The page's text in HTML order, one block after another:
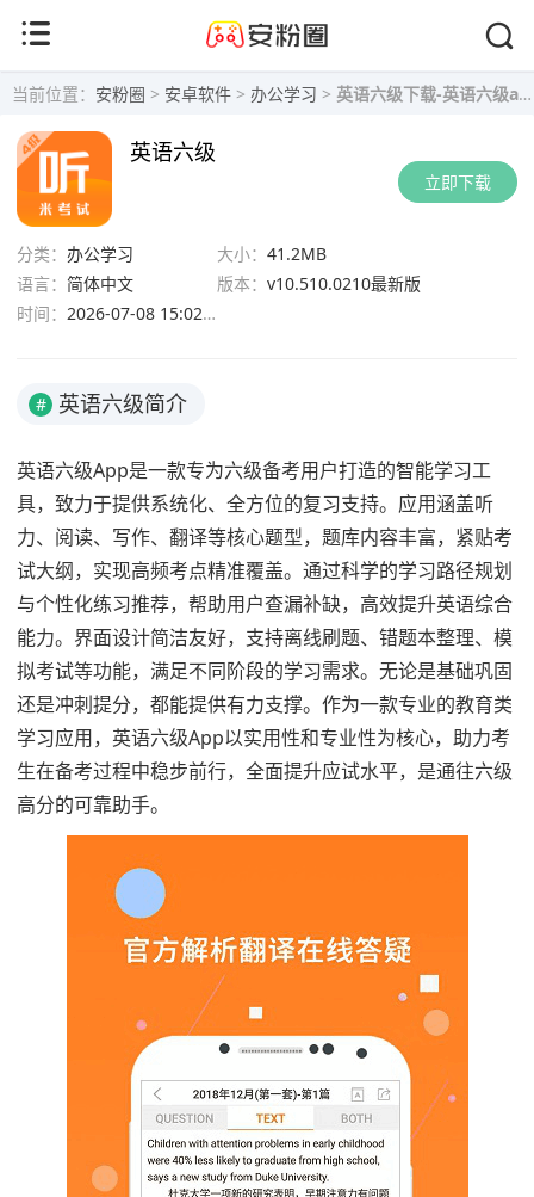
当前位置： 安粉圈 > 安卓软件 > 办公学习 > 英语六级下载-英语六级app v10.510.0210最新版下载
立即下载
英语六级
分类： 办公学习 大小： 41.2MB
语言： 简体中文 版本： v10.510.0210最新版
时间： 2026-07-08 15:02:28
# 英语六级简介
英语六级App是一款专为六级备考用户打造的智能学习工
具，致力于提供系统化、全方位的复习支持。应用涵盖听
力、阅读、写作、翻译等核心题型，题库内容丰富，紧贴考
试大纲，实现高频考点精准覆盖。通过科学的学习路径规划
与个性化练习推荐，帮助用户查漏补缺，高效提升英语综合
能力。界面设计简洁友好，支持离线刷题、错题本整理、模
拟考试等功能，满足不同阶段的学习需求。无论是基础巩固
还是冲刺提分，都能提供有力支撑。作为一款专业的教育类
学习应用，英语六级App以实用性和专业性为核心，助力考
生在备考过程中稳步前行，全面提升应试水平，是通往六级
高分的可靠助手。